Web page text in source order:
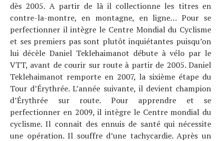
dès 2005. A partir de là il collectionne les titres en
contre-la-montre, en montagne, en ligne… Pour se
perfectionner il intègre le Centre Mondial du Cyclisme
et ses premiers pas sont plutôt inquiétantes puisqu’on
lui décèle Daniel Teklehaimanot débute à vélo par le
VTT, avant de courir sur route à partir de 2005. Daniel
Teklehaimanot remporte en 2007, la sixième étape du
Tour d’Érythrée. L’année suivante, il devient champion
d’Érythrée sur route. Pour apprendre et se
perfectionner en 2009, il intègre le Centre mondial du
cyclisme. Il connait des ennuis de santé qui nécessite
une opération. Il souffre d’une tachycardie. Après un